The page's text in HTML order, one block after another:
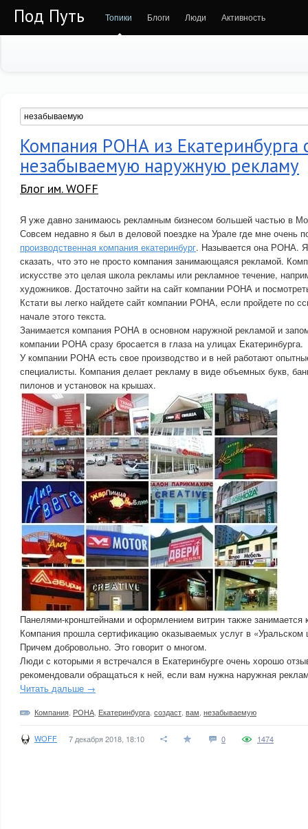
Под Путь Топики Блоги Люди Активность
Компания РОНА из Екатеринбурга
незабываемую наружную рекламу
Блог им. WOFF
Я уже давно занимаюсь рекламным бизнесом большей частью в
Совсем недавно я был в деловой поездке на Урале где мне очень
производственная компания екатеринбург. Называется она РОНА.
сказать, что это не просто компания занимающаяся рекламой.
искусстве это целая школа рекламы или рекламное течение,
художников. Достаточно зайти на сайт компании РОНА и
Кстати вы легко найдете сайт компании РОНА, если пройдете по
начале этого текста.
Занимается компания РОНА в основном наружной рекламой и
компании РОНА сразу бросается в глаза на улицах Екатеринбурга.
У компании РОНА есть свое производство и в ней работают
специалисты. Компания делает рекламу в виде объемных букв,
пилонов и установок на крышах.
Панелями-кронштейнами и оформлением витрин также
Компания прошла сертификацию оказываемых услуг в «Уральском
Причем добровольно. Это говорит о многом.
Люди с которыми я встречался в Екатеринбурге очень хорошо
рекомендовали обращаться к ней, если вам нужна наружная
Читать дальше →
Компания РОНА Екатеринбурга создаст вам незабываемую
WOFF 7 декабря 2018, 18:10 0 1474